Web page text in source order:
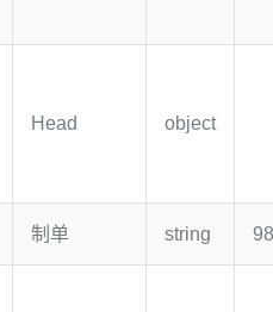
Head object
制单 string